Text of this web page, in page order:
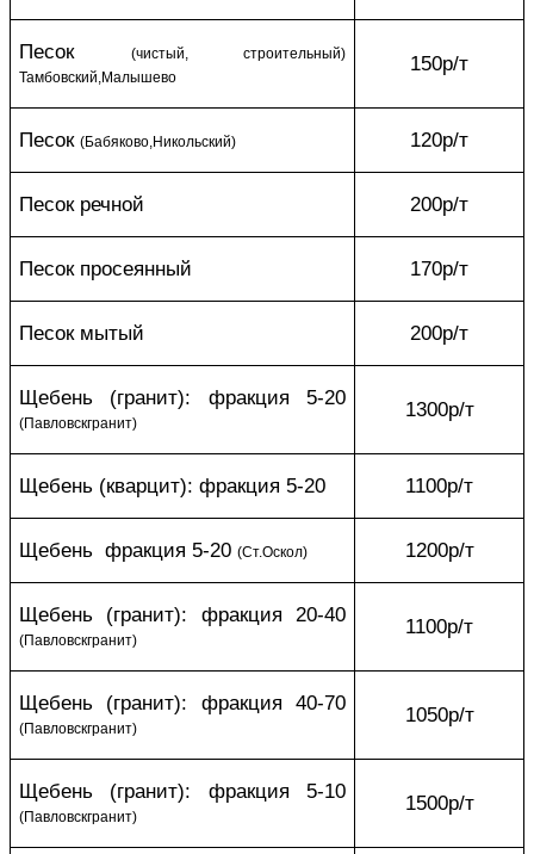
Песок
(чистый, строительный)
Тамбовский,Малышево
150р/т
Песок(Бабяково,Никольский) 120р/т
Песок речной 200р/т
Песок просеянный 170р/т
Песок мытый 200р/т
Щебень (гранит): фракция 5-20
(Павловскгранит)
1300р/т
Щебень (кварцит): фракция 5-20 1100р/т
Щебень фракция 5-20(Ст.Оскол) 1200р/т
Щебень (гранит): фракция 20-40
(Павловскгранит)
1100р/т
Щебень (гранит): фракция 40-70
(Павловскгранит)
1050р/т
Щебень (гранит): фракция 5-10
(Павловскгранит)
1500р/т